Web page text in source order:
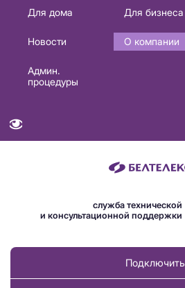
Основная
навигация
Для дома Для бизнеса
Новости
О компании
Админ.
процедуры
служба технической
и консультационной поддержки
Подключить